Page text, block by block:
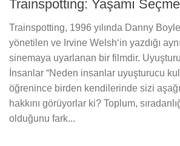
Trainspotting: Yaşamı
Trainspotting, 1996 yılında Danny
yönetilen ve Irvine Welsh‘in yazdığı
sinemaya uyarlanan bir filmdir.
İnsanlar “Neden insanlar uyuşturucu
öğrenince birden kendilerinde sizi
hakkını görüyorlar ki? Toplum,
olduğunu fark...